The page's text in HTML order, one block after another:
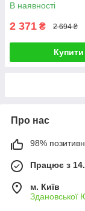
В наявності
2 371 ₴ 2 694 ₴
Купити
Про нас
98%
Працює з
м. Київ
Здановської